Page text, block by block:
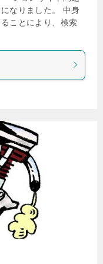
なりました。 中身
ことにより、検索